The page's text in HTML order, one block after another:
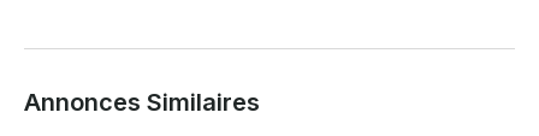
Annonces Similaires